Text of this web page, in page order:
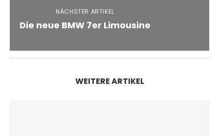
NÄCHSTER ARTIKEL
Die neue BMW 7er Limousine
WEITERE ARTIKEL